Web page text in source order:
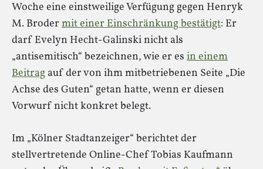
Woche eine einstweilige Verfügung gegen Henryk
M. Broder mit einer Einschränkung bestätigt: Er
darf Evelyn Hecht-Galinski nicht als
„antisemitisch“ bezeichnen, wie er es in einem
Beitrag auf der von ihm mitbetriebenen Seite „Die
Achse des Guten“ getan hatte, wenn er diesen
Vorwurf nicht konkret belegt.
Im „Kölner Stadtanzeiger“ berichtet der
stellvertretende Online-Chef Tobias Kaufmann